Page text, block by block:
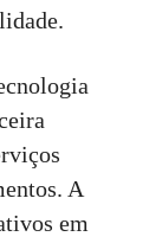
A
em